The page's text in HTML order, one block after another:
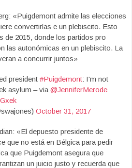
«Puigdemont admite las elecciones
convertirlas e un plebiscito. Esto
de 2015, donde los partidos pro
las autonómicas en un plebiscito. La
a concurrir juntos»
president #Puigdemont: I'm not
asylum – via @JenniferMerode
October 31, 2017
«El depuesto presidente de
que no está en Bélgica para pedir
que Puigdemont asegura que
un juicio justo y recuerda que